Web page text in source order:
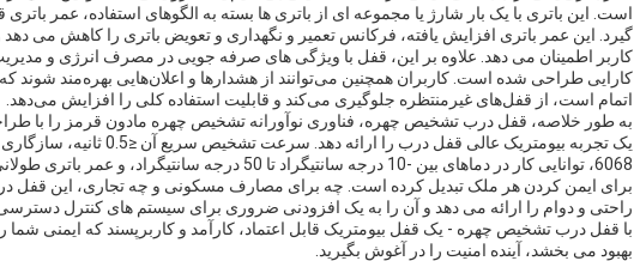
گیرد. این عمر باتری افزایش یافته، فرکانس تعمیر و نگهداری و تعویض باتری را کاهش می
کاربر اطمینان می دهد. علاوه بر این، قفل با ویژگی های صرفه جویی در مصرف انرژی و
کارایی طراحی شده است. کاربران همچنین می‌توانند از هشدارها و اعلان‌هایی بهره‌مند شوند
اتمام است، از قفل‌های غیرمنتظره جلوگیری می‌کند و قابلیت استفاده کلی را افزایش می‌دهد.
به طور خلاصه، قفل درب تشخیص چهره، فناوری نوآورانه تشخیص چهره مادون قرمز را با
برای ایمن کردن هر ملک تبدیل کرده است. چه برای مصارف مسکونی و چه تجاری، این قفل درب
راحتی و دوام را ارائه می دهد و آن را به یک افزودنی ضروری برای سیستم های کنترل
با قفل درب تشخیص چهره - یک قفل بیومتریک قابل اعتماد، کارآمد و کاربرپسند که ایمنی
بهبود می بخشد، آینده امنیت را در آغوش بگیرید.